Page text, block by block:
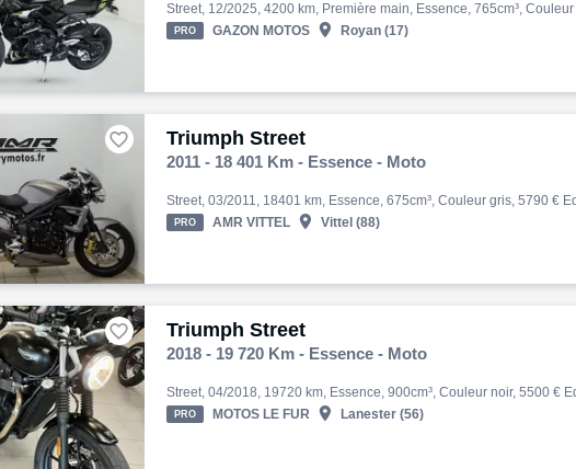
PRO GAZON MOTOS  Royan (17)
Triumph Street

2011 - 18 401 Km - Essence - Moto
PRO AMR VITTEL  Vittel (88)
Triumph Street

2018 - 19 720 Km - Essence - Moto
PRO MOTOS LE FUR  Lanester (56)